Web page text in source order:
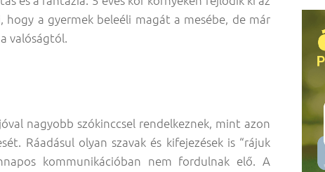
a gyermek beleéli magát a mesébe, de már
valóságtól.
nagyobb szókinccsel rendelkeznek, mint azon
Ráadásul olyan szavak és kifejezések is “rájuk
kommunikációban nem fordulnak elő. A